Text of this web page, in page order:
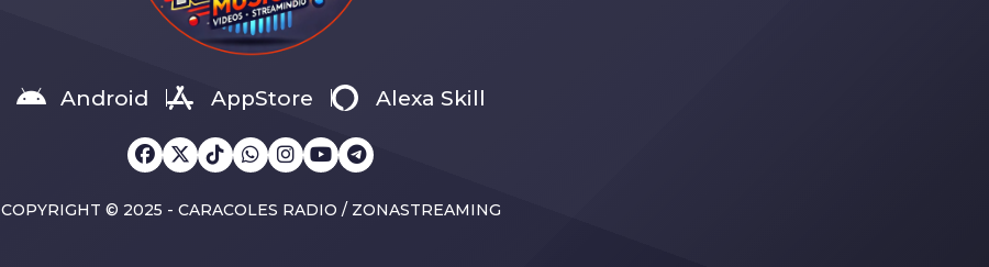
Android AppStore Alexa Skill
COPYRIGHT © 2025 - CARACOLES RADIO / ZONASTREAMING